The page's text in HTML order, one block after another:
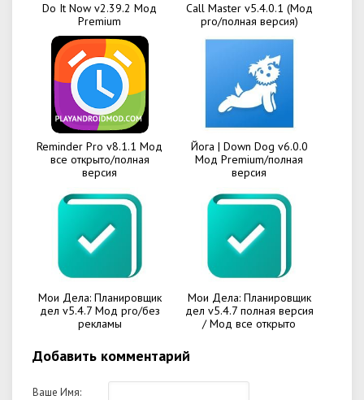
Do It Now v2.39.2 Мод
Premium
Call Master v5.4.0.1 (Мод
pro/полная версия)
Reminder Pro v8.1.1 Мод
все открыто/полная
версия
Йога | Down Dog v6.0.0
Мод Premium/полная
версия
Мои Дела: Планировщик
дел v5.4.7 Мод pro/без
рекламы
Мои Дела: Планировщик
дел v5.4.7 полная версия
/ Мод все открыто
Добавить комментарий
Ваше Имя: